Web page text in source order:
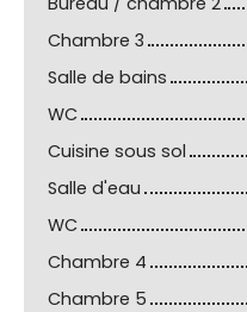
Chambre 3
Salle de bains
WC
Cuisine sous sol
Salle d'eau
WC
Chambre 4
Chambre 5